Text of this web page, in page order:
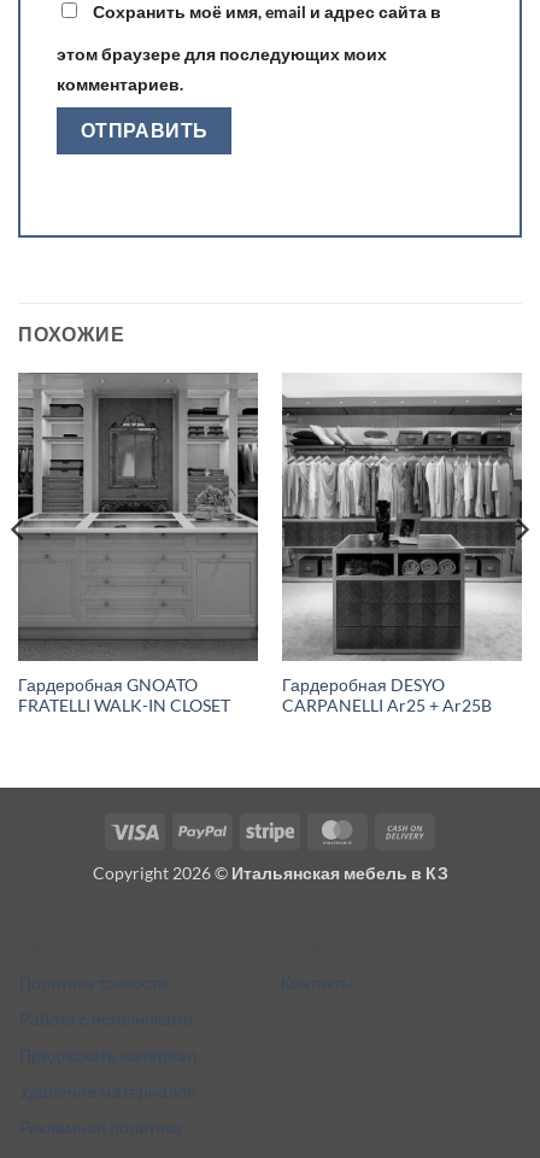
Сохранить моё имя, email и адрес сайта в
этом браузере для последующих моих
комментариев.
ПОХОЖИЕ
Гардеробная GNOATO
FRATELLI WALK-IN CLOSET
Гардеробная DESYO
CARPANELLI Ar25 + Ar25B
Visa PayPal Stripe MasterCard
Delivery
Copyright 2026 © Итальянская мебель в КЗ
Политика точности
Работа с источниками
Предложить материал
Удаление материалов
Рекламная политика
Контакты